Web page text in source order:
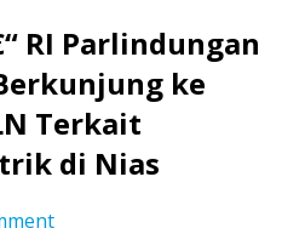
RI Parlindungan
ke
Terkait
di Nias
on